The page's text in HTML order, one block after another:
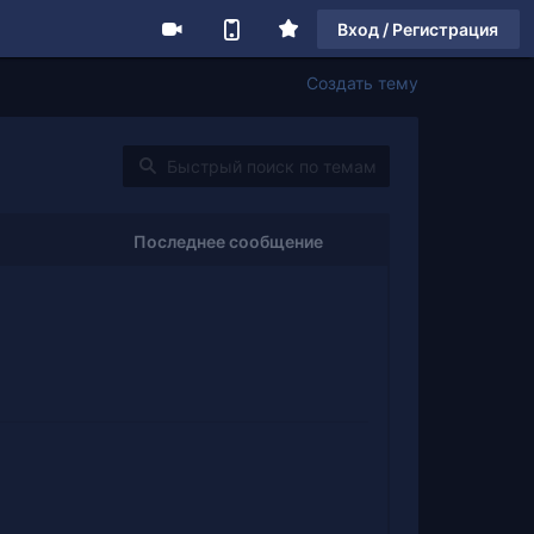
Вход / Регистрация
Создать тему
Последнее сообщение